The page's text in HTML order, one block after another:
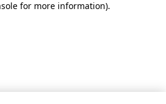
for more information).